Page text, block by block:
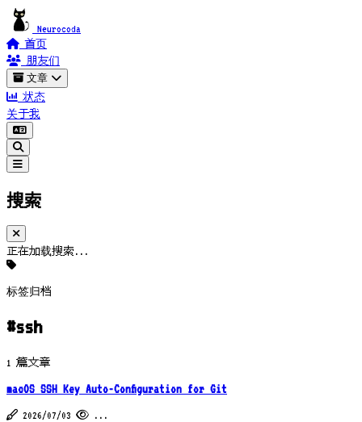
Neurocoda
首页
朋友们
文章
状态
关于我
搜索
正在加载搜索...
标签归档
#ssh
1 篇文章
macOS SSH Key Auto-Configuration for Git
2026/07/03 ...